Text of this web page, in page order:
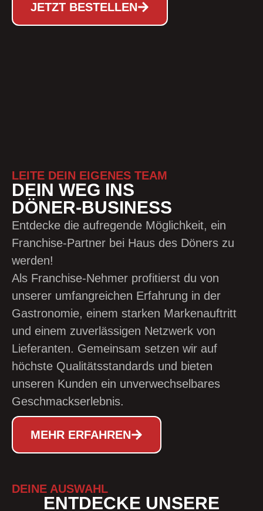
JETZT BESTELLEN
LEITE DEIN EIGENES TEAM
DEIN WEG INS
DÖNER-BUSINESS
Entdecke die aufregende Möglichkeit, ein
Franchise-Partner bei Haus des Döners zu
werden!
Als Franchise-Nehmer profitierst du von
unserer umfangreichen Erfahrung in der
Gastronomie, einem starken Markenauftritt
und einem zuverlässigen Netzwerk von
Lieferanten. Gemeinsam setzen wir auf
höchste Qualitätsstandards und bieten
unseren Kunden ein unverwechselbares
Geschmackserlebnis.
MEHR ERFAHREN
DEINE AUSWAHL
ENTDECKE UNSERE